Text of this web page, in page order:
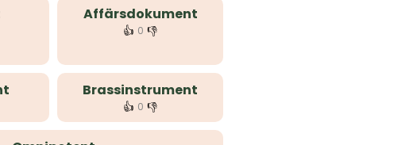
Affärsdokument
👍 0 👎
Brassinstrument
👍 0 👎